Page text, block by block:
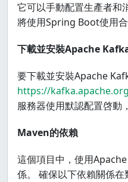
它可以手動配置生產者和
將使用Spring Boot使用合
下載並安裝Apache
要下載並安裝Apache
https://
服務器使用默認配置啓動
Maven的依賴
這個項目中，使用
係。 確保以下依賴關係在